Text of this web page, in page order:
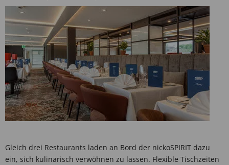
Gleich drei Restaurants laden an Bord der nickoSPIRIT dazu
ein, sich kulinarisch verwöhnen zu lassen. Flexible Tischzeiten